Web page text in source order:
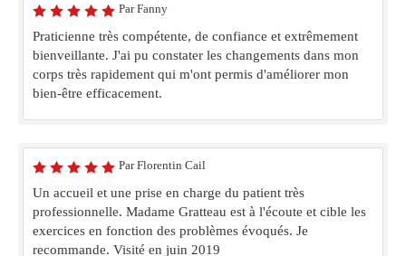
Par Fanny
Praticienne très compétente, de confiance et extrêmement
bienveillante. J'ai pu constater les changements dans mon
corps très rapidement qui m'ont permis d'améliorer mon
bien-être efficacement.
Par Florentin Cail
Un accueil et une prise en charge du patient très
professionnelle. Madame Gratteau est à l'écoute et cible les
exercices en fonction des problèmes évoqués. Je
recommande. Visité en juin 2019